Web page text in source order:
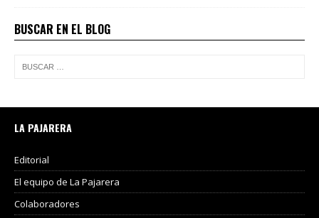
BUSCAR EN EL BLOG
LA PAJARERA
Editorial
El equipo de La Pajarera
Colaboradores